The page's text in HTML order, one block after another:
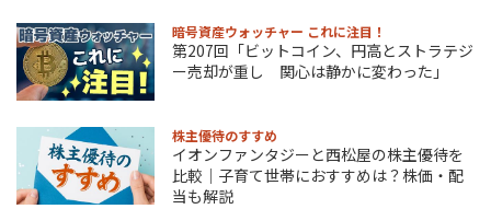
暗号資産ウォッチャー これに注目！
第207回「ビットコイン、円高とストラテジ
ー売却が重し 関心は静かに変わった」
株主優待のすすめ
イオンファンタジーと西松屋の株主優待を
比較｜子育て世帯におすすめは？株価・配
当も解説